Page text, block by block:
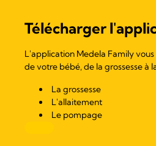
Télécharger
L'application Medela Family vous
de votre bébé, de la grossesse à
La grossesse
L'allaitement
Le pompage